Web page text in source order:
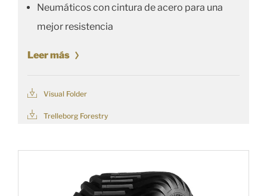
Neumáticos con cintura de acero para una
mejor resistencia
Leer más
Visual Folder
Trelleborg Forestry